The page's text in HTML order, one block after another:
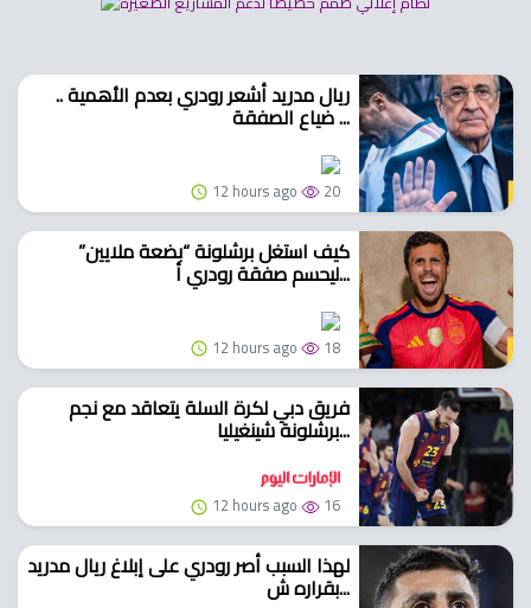
ريال مدريد أشعر رودري بعدم الأهمية ..
ضياع الصفقة ...
12 hours ago 20
كيف استغل برشلونة “بضعة ملايين”
ليحسم صفقة رودري أ...
12 hours ago 18
فريق دبي لكرة السلة يتعاقد مع نجم
برشلونة شينغيليا...
12 hours ago 16
لهذا السبب أصر رودري على إبلاغ ريال مدريد
بقراره ش...